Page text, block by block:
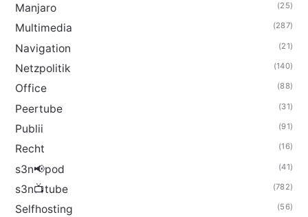
Manjaro (25)
Multimedia (287)
Navigation (21)
Netzpolitik (140)
Office (88)
Peertube (31)
Publii (91)
Recht (16)
s3n📢pod (41)
s3n📺tube (782)
Selfhosting (56)